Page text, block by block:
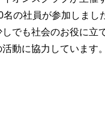
の社員が参加しまし
でも社会のお役に立
動に協力しています。